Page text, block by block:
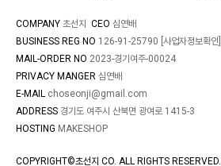
COMPANY 초선지 CEO 심연배
BUSINESS REG NO 126-91-25790 [사업자정보확인]
MAIL-ORDER NO 2023-경기여주-00024
PRIVACY MANGER 심연배
E-MAIL choseonji@gmail.com
ADDRESS 경기도 여주시 산북면 광여로 1415-3
HOSTING MAKESHOP
COPYRIGHT©초선지 CO. ALL RIGHTS RESERVED.